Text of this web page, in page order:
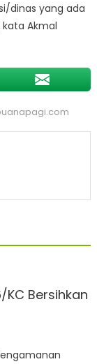
dinas yang ada
kata Akmal
Bersihkan